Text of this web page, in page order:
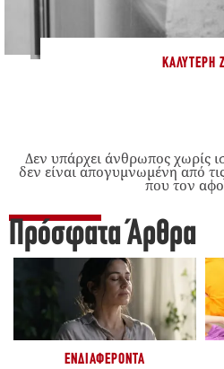
ΚΑΛΎΤΕΡΗ
Δεν υπάρχει άνθρωπος χωρίς
δεν είναι απογυμνωμένη από
που τον
Πρόσφατα Άρθρα
ΕΝΔΙΑΦΈΡΟΝΤΑ